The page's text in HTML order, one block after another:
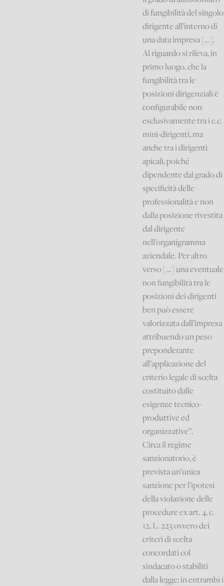
di fungibilità del singolo
dirigente all’interno di
una data impresa […].
Al riguardo si rileva, in
primo luogo, che la
fungibilità tra le
posizioni dirigenziali è
configurabile non
esclusivamente tra i c.c.
mini-dirigenti, ma
anche tra i dirigenti
apicali, poiché
dipendente dal grado di
specificità delle
professionalità e non
dalla posizione rivestita
dal dirigente
nell’organigramma
aziendale. Per altro
verso […] una eventuale
non fungibilità tra le
posizioni dei dirigenti
ben può essere
valorizzata dall’impresa
attribuendo un peso
preponderante
all’applicazione del
criterio legale di scelta
costituito dalle
esigenze tecnico-
produttive ed
organizzative”.
Circa il regime
sanzionatorio, è
prevista un’unica
sanzione per l’ipotesi
della violazione delle
procedure ex art. 4, c.
12, L. 223 ovvero dei
criteri di scelta
concordati col
sindacato o stabiliti
dalla legge; in entrambi i